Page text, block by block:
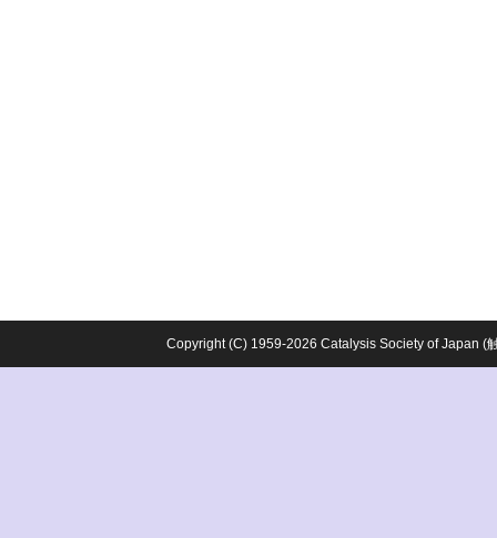
Copyright (C) 1959-2026 Catalysis Society of Japan (